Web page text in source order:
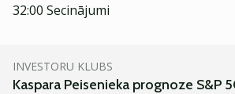
32:00 Secinājumi
INVESTORU KLUBS
Kaspara Peisenieka prognoze S&P